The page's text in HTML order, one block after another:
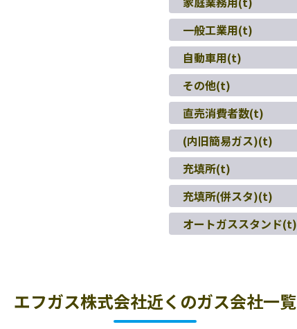
一般工業用(t)
自動車用(t)
その他(t)
直売消費者数(t)
(内旧簡易ガス)(t)
充填所(t)
充填所(併スタ)(t)
オートガススタンド(t)
エフガス株式会社近くのガス会社一覧